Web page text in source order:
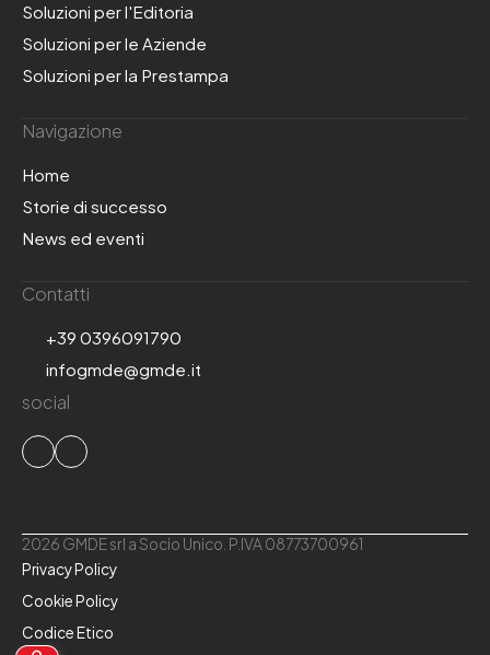
Soluzioni per l'Editoria
Soluzioni per le Aziende
Soluzioni per la Prestampa
Navigazione
Home
Storie di successo
News ed eventi
Contatti
+39 0396091790
infogmde@gmde.it
social
2026 GMDE srl a Socio Unico. P.IVA 08773700961
Privacy Policy
Cookie Policy
Codice Etico